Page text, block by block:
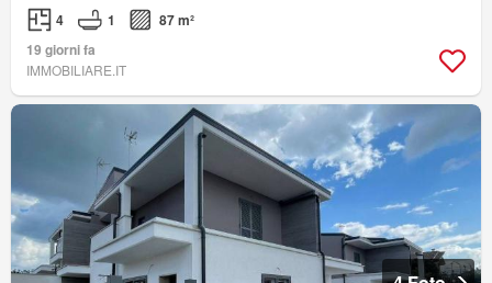
4 1
87 m²
19 giorni fa
IMMOBILIARE.IT